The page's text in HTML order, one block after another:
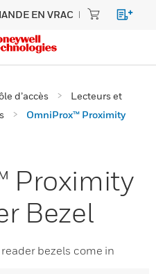
EN VRAC
d’accès
Lecteurs et
OmniProx™ Proximity
Proximity
Bezel
bezels come in